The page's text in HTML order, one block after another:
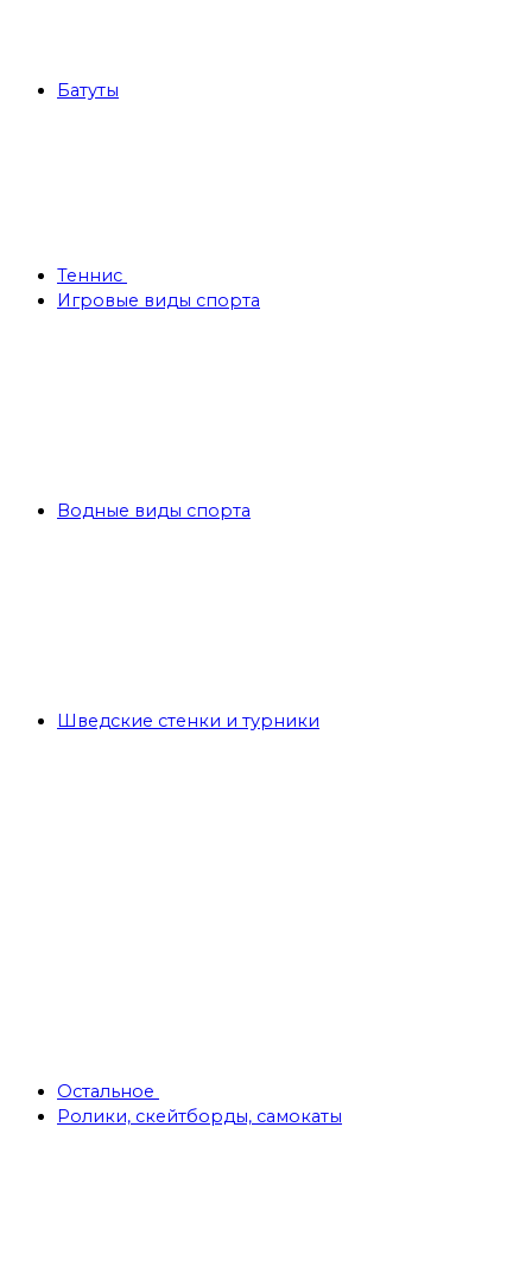
Батуты
Теннис
Игровые виды спорта
Водные виды спорта
Шведские стенки и турники
Остальное
Ролики, скейтборды, самокаты